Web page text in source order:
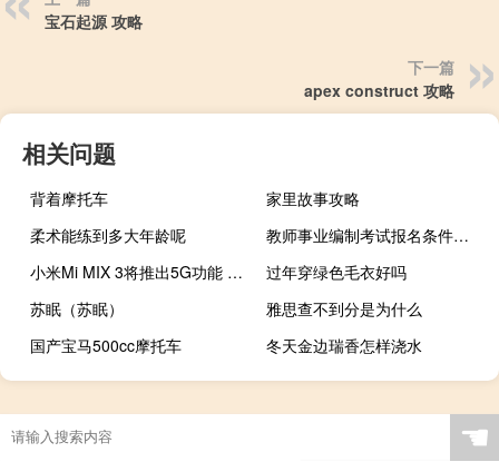
宝石起源 攻略
下一篇
apex construct 攻略
相关问题
背着摩托车
家里故事攻略
柔术能练到多大年龄呢
教师事业编制考试报名条件有哪些
小米Mi MIX 3将推出5G功能 了解什么是特殊功能
过年穿绿色毛衣好吗
苏眠（苏眠）
雅思查不到分是为什么
国产宝马500cc摩托车
冬天金边瑞香怎样浇水
☚